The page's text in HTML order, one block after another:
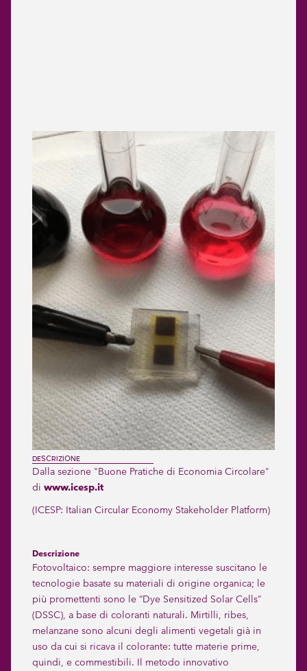
DESCRIZIONE
Dalla sezione "Buone Pratiche di Economia Circolare"
di www.icesp.it
(ICESP: Italian Circular Economy Stakeholder Platform)
Descrizione
Fotovoltaico: sempre maggiore interesse suscitano le
tecnologie basate su materiali di origine organica; le
più promettenti sono le “Dye Sensitized Solar Cells”
(DSSC), a base di coloranti naturali. Mirtilli, ribes,
melanzane sono alcuni degli alimenti vegetali già in
uso da cui si ricava il colorante: tutte materie prime,
quindi, e commestibili. Il metodo innovativo